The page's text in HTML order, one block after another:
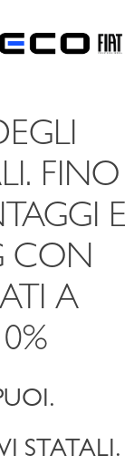
FINO
E
CON
A
STATALI.